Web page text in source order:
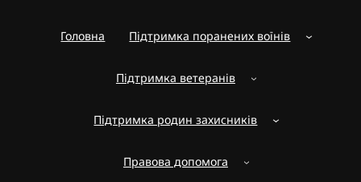
Головна Підтримка поранених воїнів
Підтримка ветеранів
Підтримка родин захисників
Правова допомога